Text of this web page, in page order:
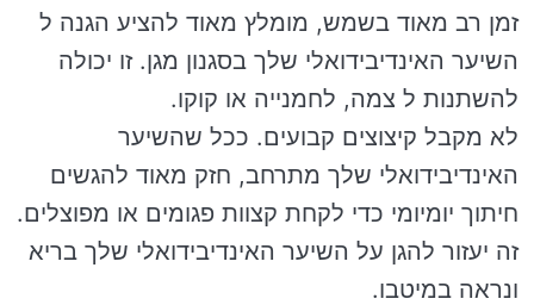
זמן רב מאוד בשמש, מומלץ מאוד להציע הגנה ל
השיער האינדיבידואלי שלך בסגנון מגן. זו יכולה
להשתנות ל צמה, לחמנייה או קוקו.
לא מקבל קיצוצים קבועים. ככל שהשיער
האינדיבידואלי שלך מתרחב, חזק מאוד להגשים
חיתוך יומיומי כדי לקחת קצוות פגומים או מפוצלים.
זה יעזור להגן על השיער האינדיבידואלי שלך בריא
ונראה במיטבו.